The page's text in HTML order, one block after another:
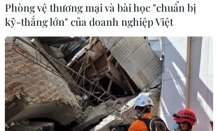
Phòng vệ thương mại và bài học "chuẩn bị
kỹ-thắng lớn" của doanh nghiệp Việt